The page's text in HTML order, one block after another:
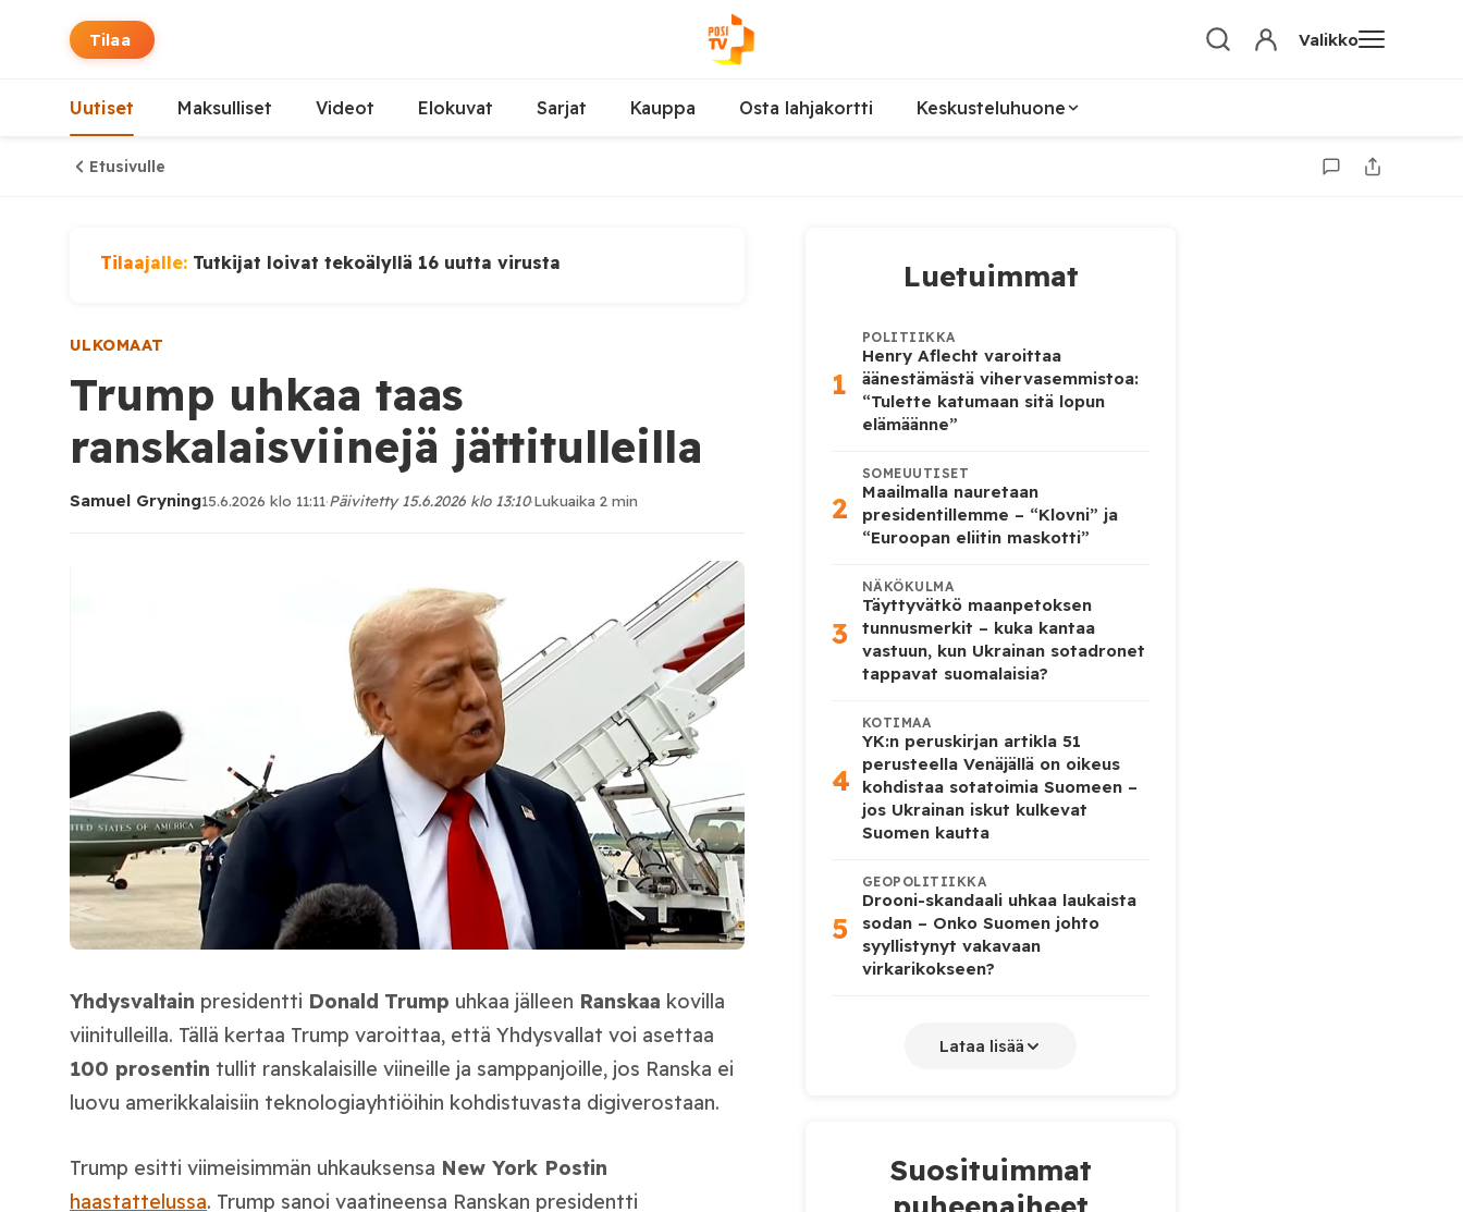
Tilaa Valikko
Uutiset Maksulliset Videot Elokuvat Sarjat Kauppa Osta lahjakortti Keskusteluhuone
Etusivulle
Tilaajalle: Tutkijat loivat tekoälyllä 16 uutta virusta
ULKOMAAT
Trump uhkaa taas
ranskalaisviinejä jättitulleilla
Samuel Gryning15.6.2026 klo 11:11·Päivitetty 15.6.2026 klo 13:10·Lukuaika 2 min
Yhdysvaltain presidentti Donald Trump uhkaa jälleen Ranskaa kovilla
viinitulleilla. Tällä kertaa Trump varoittaa, että Yhdysvallat voi asettaa
100 prosentin tullit ranskalaisille viineille ja samppanjoille, jos Ranska ei
luovu amerikkalaisiin teknologiayhtiöihin kohdistuvasta digiverostaan.
Trump esitti viimeisimmän uhkauksensa New York Postin
haastattelussa. Trump sanoi vaatineensa Ranskan presidentti
Luetuimmat
1
POLITIIKKA
Henry Aflecht varoittaa
äänestämästä vihervasemmistoa:
“Tulette katumaan sitä lopun
elämäänne”
2
SOMEUUTISET
Maailmalla nauretaan
presidentillemme – “Klovni” ja
“Euroopan eliitin maskotti”
3
NÄKÖKULMA
Täyttyvätkö maanpetoksen
tunnusmerkit – kuka kantaa
vastuun, kun Ukrainan sotadronet
tappavat suomalaisia?
4
KOTIMAA
YK:n peruskirjan artikla 51
perusteella Venäjällä on oikeus
kohdistaa sotatoimia Suomeen –
jos Ukrainan iskut kulkevat
Suomen kautta
5
GEOPOLITIIKKA
Drooni-skandaali uhkaa laukaista
sodan – Onko Suomen johto
syyllistynyt vakavaan
virkarikokseen?
Lataa lisää
Suosituimmat